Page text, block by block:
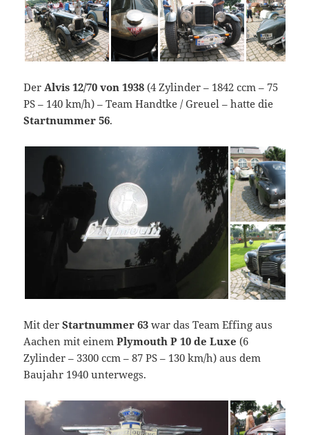
Der Alvis 12/70 von 1938 (4 Zylinder – 1842 ccm – 75
PS – 140 km/h) – Team Handtke / Greuel – hatte die
Startnummer 56.
Mit derStartnummer 63 war das Team Effing aus
Aachen mit einemPlymouth P 10 de Luxe (6
Zylinder – 3300 ccm – 87 PS – 130 km/h) aus dem
Baujahr 1940 unterwegs.